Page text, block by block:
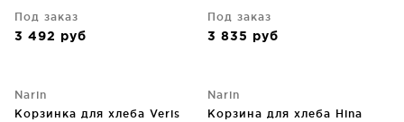
Под заказ
3 492 руб
Под заказ
3 835 руб
Narin
Корзинка для хлеба Veris
Narin
Корзина для хлеба Hina